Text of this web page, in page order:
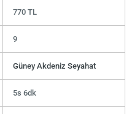
770 TL
9
Güney Akdeniz Seyahat
5s 6dk